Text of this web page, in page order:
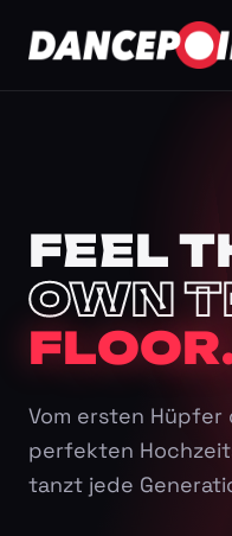
FEEL
OWN
Vom ersten Hüpfer
perfekten
tanzt jede